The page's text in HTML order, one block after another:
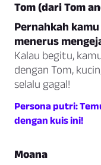
Tom (dari Tom
Pernahkah
menerus
Kalau begitu,
dengan Tom,
selalu gagal!
Persona putri:
dengan kuis ini!
Moana